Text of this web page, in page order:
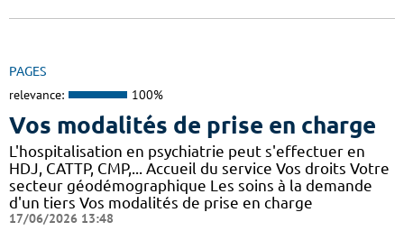
PAGES
relevance: 100%
Vos modalités de prise en charge
L'hospitalisation en psychiatrie peut s'effectuer en
HDJ, CATTP, CMP,... Accueil du service Vos droits Votre
secteur géodémographique Les soins à la demande
d'un tiers Vos modalités de prise en charge
17/06/2026 13:48